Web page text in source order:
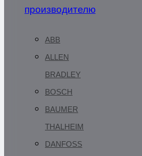
производителю
ABB
ALLEN
BRADLEY
BOSCH
BAUMER
THALHEIM
DANFOSS